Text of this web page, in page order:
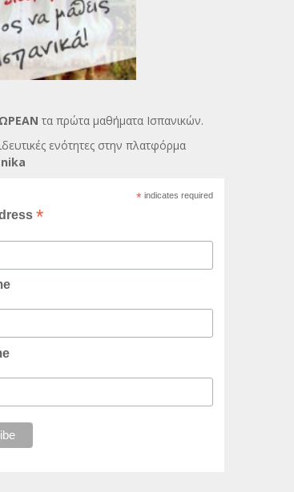
τα πρώτα μαθήματα Ισπανικών.
ενότητες στην πλατφόρμα
* indicates required
*